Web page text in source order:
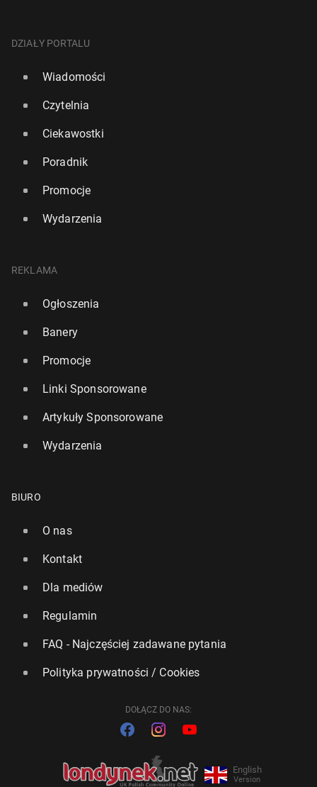
DZIAŁY PORTALU
Wiadomości
Czytelnia
Ciekawostki
Poradnik
Promocje
Wydarzenia
REKLAMA
Ogłoszenia
Banery
Promocje
Linki Sponsorowane
Artykuły Sponsorowane
Wydarzenia
BIURO
O nas
Kontakt
Dla mediów
Regulamin
FAQ - Najczęściej zadawane pytania
Polityka prywatności / Cookies
DOŁĄCZ DO NAS:
English
Version